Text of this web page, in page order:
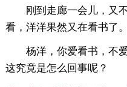
刚到走廊一会儿，又不
看，洋洋果然又在看书了。
杨洋，你爱看书，不爱
这究竟是怎么回事呢？